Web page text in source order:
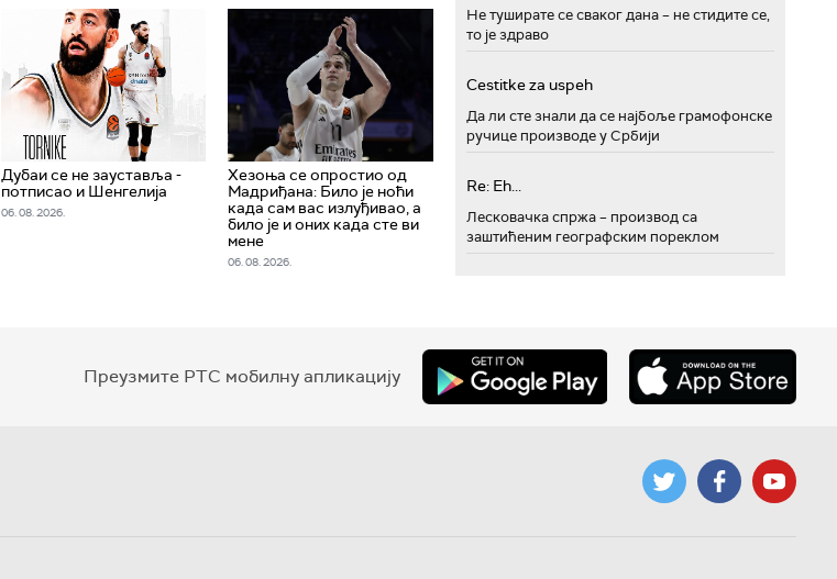
Дубаи се не зауставља -
потписао и Шенгелија
06. 08. 2026.
Хезоња се опростио од
Мадриђана: Било је ноћи
када сам вас излуђивао, а
било је и оних када сте ви
мене
06. 08. 2026.
Не туширате се сваког дана – не стидите се,
то је здраво
Cestitke za uspeh
Да ли сте знали да се најбоље грамофонске
ручице производе у Србији
Re: Eh...
Лесковачка спржа – производ са
заштићеним географским пореклом
Преузмите РТС мобилну апликацију